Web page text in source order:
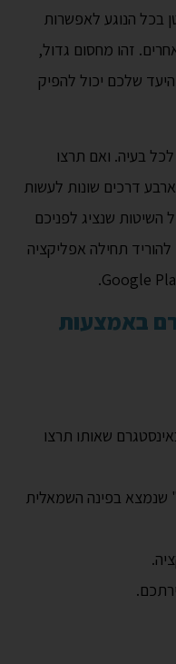
בכל הנוגע לאפשרות
זהו מחסום גדול,
שלכם יכול להפיק
בעיה. ואם תרצו
דרכים שונות לעשות
שנציג לפניכם
תחילה אפליקציה
באמצעות
שאותו תרצו
שנמצא בפינה השמאלית